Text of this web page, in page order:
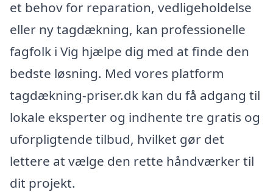
et behov for reparation, vedligeholdelse
eller ny tagdækning, kan professionelle
fagfolk i Vig hjælpe dig med at finde den
bedste løsning. Med vores platform
tagdækning-priser.dk kan du få adgang til
lokale eksperter og indhente tre gratis og
uforpligtende tilbud, hvilket gør det
lettere at vælge den rette håndværker til
dit projekt.